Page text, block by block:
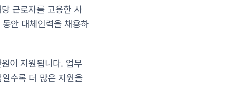
근로자를 고용한 사
안 대체인력을 채용하
이 지원됩니다. 업무
수록 더 많은 지원을